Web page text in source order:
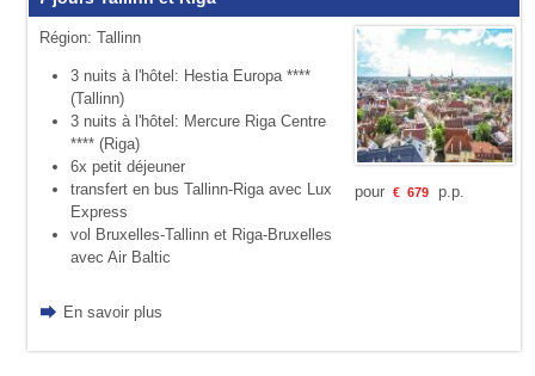
Région: Tallinn
3 nuits à l'hôtel: Hestia Europa ****
(Tallinn)
3 nuits à l'hôtel: Mercure Riga Centre
**** (Riga)
6x petit déjeuner
transfert en bus Tallinn-Riga avec Lux
Express
vol Bruxelles-Tallinn et Riga-Bruxelles
avec Air Baltic
En savoir plus
pour € 679p.p.